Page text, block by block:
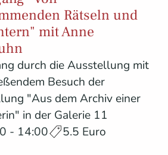
Rätseln und
mit Anne
durch die Ausstellung mit
Besuch der
"Aus dem Archiv einer
in der Galerie 11
- 14:00
5.5 Euro